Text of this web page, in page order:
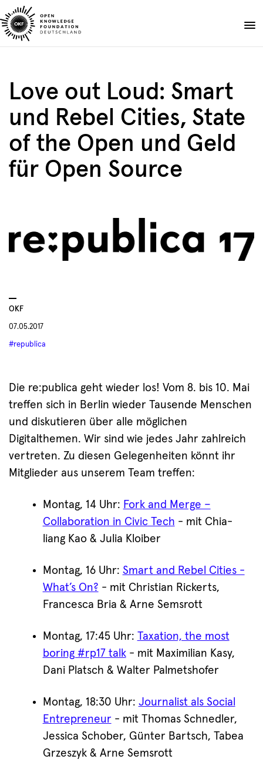
Skip
to
Projekte
Publikationen
Blog
DE
EN
Love out Loud: Smart
und Rebel Cities, State
of the Open und Geld
für Open Source
OKF
07.05.2017
#republica
Die re:publica geht wieder los! Vom 8. bis 10. Mai
treffen sich in Berlin wieder Tausende Menschen
und diskutieren über alle möglichen
Digitalthemen. Wir sind wie jedes Jahr zahlreich
vertreten. Zu diesen Gelegenheiten könnt ihr
Mitglieder aus unserem Team treffen:
Montag, 14 Uhr: Fork and Merge –
Collaboration in Civic Tech - mit Chia-
liang Kao & Julia Kloiber
Montag, 16 Uhr: Smart and Rebel Cities -
What’s On? - mit Christian Rickerts,
Francesca Bria & Arne Semsrott
Montag, 17:45 Uhr:
Taxation, the most
boring #rp17 talk- mit Maximilian Kasy,
Dani Platsch & Walter Palmetshofer
Montag, 18:30 Uhr: Journalist als Social
Entrepreneur- mit Thomas Schnedler,
Jessica Schober, Günter Bartsch, Tabea
Grzeszyk & Arne Semsrott